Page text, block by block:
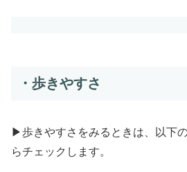
・歩きやすさ
▶︎歩きやすさをみるときは、以下
らチェックします。